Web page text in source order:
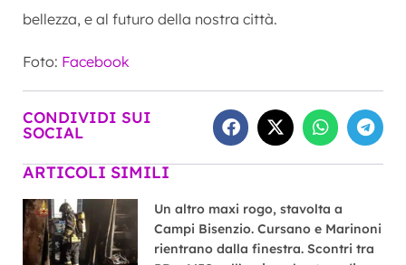
bellezza, e al futuro della nostra città.
Foto: Facebook
CONDIVIDI SUI
SOCIAL
ARTICOLI SIMILI
Un altro maxi rogo, stavolta a
Campi Bisenzio. Cursano e Marinoni
rientrano dalla finestra. Scontri tra